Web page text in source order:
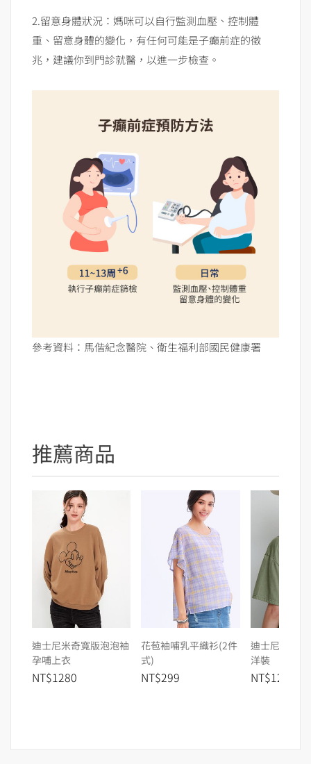
2.留意身體狀況：媽咪可以自行監測血壓、控制體
重、留意身體的變化，有任何可能是子癲前症的徵
兆，建議你到門診就醫，以進一步檢查。
參考資料：馬偕紀念醫院、衛生福利部國民健康署
推薦商品
迪士尼米奇寬版泡泡袖
孕哺上衣
NT$1280
花苞袖哺乳平織衫(2件
式)
NT$299
迪士尼奇奇&
洋裝
NT$1280